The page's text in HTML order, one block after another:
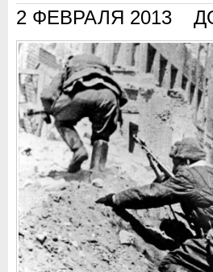
2 ФЕВРАЛЯ 2013